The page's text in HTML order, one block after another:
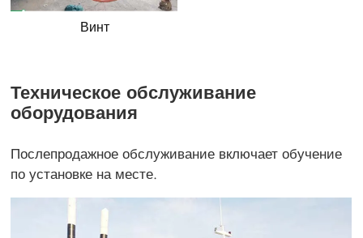
Винт
Техническое обслуживание
оборудования
Послепродажное обслуживание включает обучение
по установке на месте.